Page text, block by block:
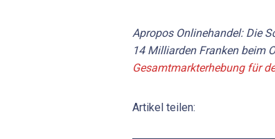
Apropos Onlinehandel: Die
14 Milliarden Franken beim
Gesamtmarkterhebung für
Artikel teilen: